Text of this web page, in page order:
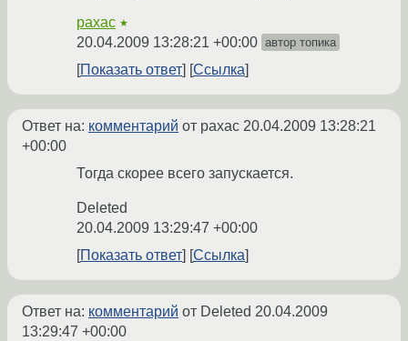
paxac ★
20.04.2009 13:28:21 +00:00 автор топика
Показать ответ Ссылка
Ответ на: комментарий от paxac 20.04.2009 13:28:21
+00:00
Тогда скорее всего запускается.
Deleted
20.04.2009 13:29:47 +00:00
Показать ответ
Ссылка
Ответ на: комментарий от Deleted 20.04.2009
13:29:47 +00:00